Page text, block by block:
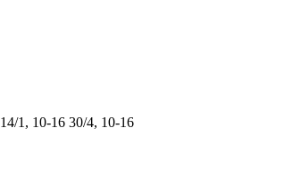
14/1, 10-16 30/4, 10-16